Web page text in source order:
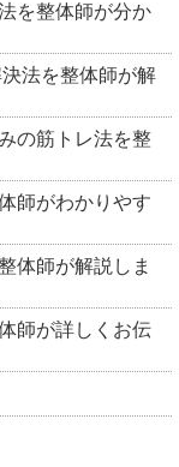
を整体師が分か
法を整体師が解
の筋トレ法を整
師がわかりやす
体師が解説しま
師が詳しくお伝